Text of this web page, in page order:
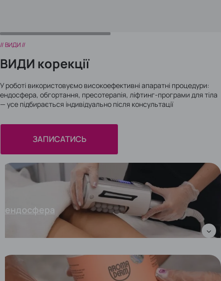
// ВИДИ //
ВИДИ корекції
У роботі використовуємо високоефективні апаратні процедури:
ендосфера, обгортання, пресотерапія, ліфтинг-програми для тіла
— усе підбирається індивідуально після консультації
ЗАПИСАТИСЬ
ендосфера